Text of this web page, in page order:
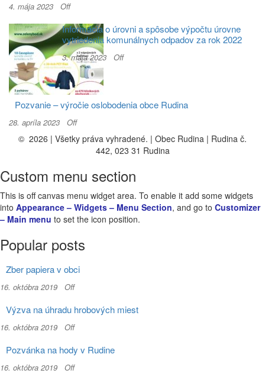
4. mája 2023 Off
Informácia o úrovni a spôsobe výpočtu úrovne
vytriedenia komunálnych odpadov za rok 2022
3. mája 2023 Off
Pozvanie – výročie oslobodenia obce Rudina
28. apríla 2023 Off
© 2026 | Všetky práva vyhradené. | Obec Rudina | Rudina č.
442, 023 31 Rudina
Custom menu section
This is off canvas menu widget area. To enable it add some widgets
into Appearance – Widgets – Menu Section, and go to Customizer
– Main menu to set the icon position.
Popular posts
Zber papiera v obci
16. októbra 2019 Off
Výzva na úhradu hrobových miest
16. októbra 2019 Off
Pozvánka na hody v Rudine
16. októbra 2019 Off